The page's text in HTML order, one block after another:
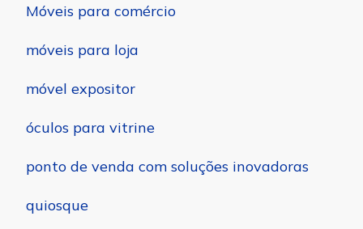
Móveis para comércio
móveis para loja
móvel expositor
óculos para vitrine
ponto de venda com soluções inovadoras
quiosque